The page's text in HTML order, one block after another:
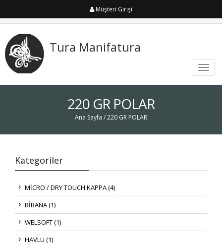
Müşteri Girişi
Tura Manifatura
220 GR POLAR
Ana Sayfa / 220 GR POLAR
Kategoriler
MİCRO / DRY TOUCH KAPPA (4)
RİBANA (1)
WELSOFT (1)
HAVLU (1)